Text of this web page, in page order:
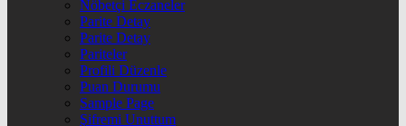
Nöbetçi Eczaneler
Parite Detay
Parite Detay
Pariteler
Profili Düzenle
Puan Durumu
Sample Page
Şifremi Unuttum